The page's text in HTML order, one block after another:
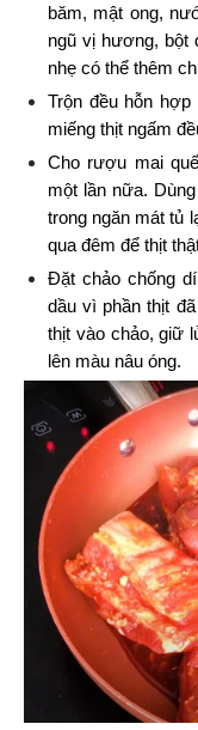
băm, mật ong,
ngũ vị hương, bột
nhẹ có thể thêm
Trộn đều hỗn
miếng thịt ngấm
Cho rượu mai
một lần nữa.
trong ngăn mát tủ
qua đêm để thịt
Đặt chảo chống
dầu vì phần thịt
thịt vào chảo, giữ
lên màu nâu óng.